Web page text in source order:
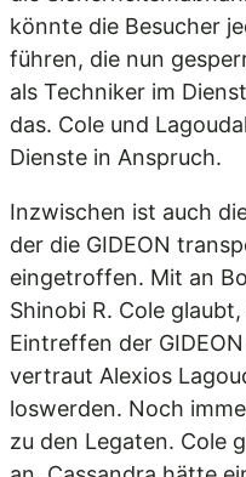
könnte die Besucher
führen, die nun
als Techniker im
das. Cole und
Dienste in Anspruch.
Inzwischen ist auch
der die GIDEON
eingetroffen. Mit an
Shinobi R. Cole
Eintreffen der
vertraut Alexios
loswerden. Noch
zu den Legaten. Cole